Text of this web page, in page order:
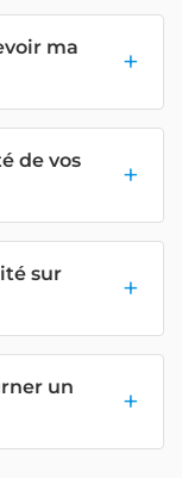
ma
de vos
sur
un